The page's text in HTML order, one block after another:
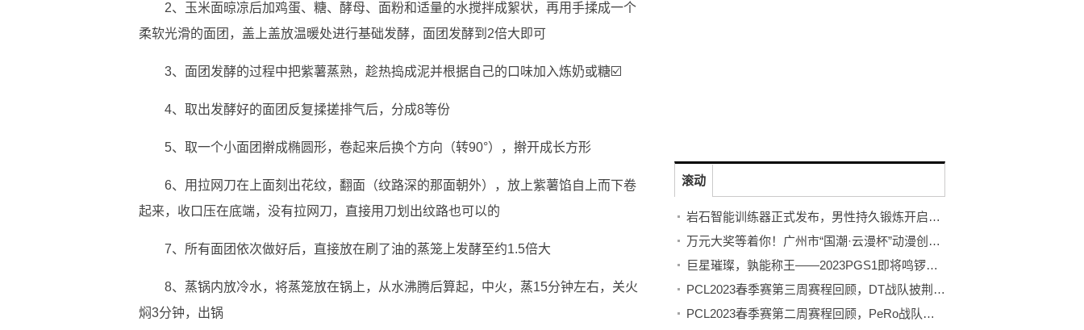
2、玉米面晾凉后加鸡蛋、糖、酵母、面粉和适量的水搅拌成絮状，再用手揉成一个
柔软光滑的面团，盖上盖放温暖处进行基础发酵，面团发酵到2倍大即可
3、面团发酵的过程中把紫薯蒸熟，趁热捣成泥并根据自己的口味加入炼奶或糖☑️
4、取出发酵好的面团反复揉搓排气后，分成8等份
5、取一个小面团擀成椭圆形，卷起来后换个方向（转90°），擀开成长方形
6、用拉网刀在上面刻出花纹，翻面（纹路深的那面朝外），放上紫薯馅自上而下卷
起来，收口压在底端，没有拉网刀，直接用刀划出纹路也可以的
7、所有面团依次做好后，直接放在刷了油的蒸笼上发酵至约1.5倍大
8、蒸锅内放冷水，将蒸笼放在锅上，从水沸腾后算起，中火，蒸15分钟左右，关火
焖3分钟，出锅
滚动
岩石智能训练器正式发布，男性持久锻炼开启智能浪潮
万元大奖等着你！广州市“国潮·云漫杯”动漫创作大赛开赛！
巨星璀璨，孰能称王——2023PGS1即将鸣锣开赛！
PCL2023春季赛第三周赛程回顾，DT战队披荆斩棘登顶周冠
PCL2023春季赛第二周赛程回顾，PeRo战队绝地反击夺桂冠